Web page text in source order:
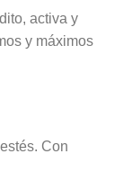
activa y
y máximos
Con